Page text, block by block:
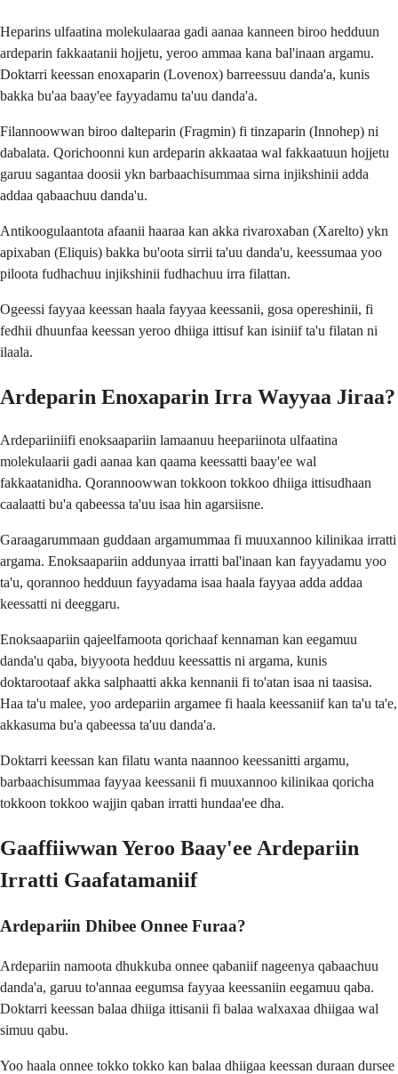
Heparins ulfaatina molekulaaraa gadi aanaa kanneen biroo hedduun
ardeparin fakkaatanii hojjetu, yeroo ammaa kana bal'inaan argamu.
Doktarri keessan enoxaparin (Lovenox) barreessuu danda'a, kunis
bakka bu'aa baay'ee fayyadamu ta'uu danda'a.
Filannoowwan biroo dalteparin (Fragmin) fi tinzaparin (Innohep) ni
dabalata. Qorichoonni kun ardeparin akkaataa wal fakkaatuun hojjetu
garuu sagantaa doosii ykn barbaachisummaa sirna injikshinii adda
addaa qabaachuu danda'u.
Antikoogulaantota afaanii haaraa kan akka rivaroxaban (Xarelto) ykn
apixaban (Eliquis) bakka bu'oota sirrii ta'uu danda'u, keessumaa yoo
piloota fudhachuu injikshinii fudhachuu irra filattan.
Ogeessi fayyaa keessan haala fayyaa keessanii, gosa opereshinii, fi
fedhii dhuunfaa keessan yeroo dhiiga ittisuf kan isiniif ta'u filatan ni
ilaala.
Ardeparin Enoxaparin Irra Wayyaa Jiraa?
Ardepariiniifi enoksaapariin lamaanuu heepariinota ulfaatina
molekulaarii gadi aanaa kan qaama keessatti baay'ee wal
fakkaatanidha. Qorannoowwan tokkoon tokkoo dhiiga ittisudhaan
caalaatti bu'a qabeessa ta'uu isaa hin agarsiisne.
Garaagarummaan guddaan argamummaa fi muuxannoo kilinikaa irratti
argama. Enoksaapariin addunyaa irratti bal'inaan kan fayyadamu yoo
ta'u, qorannoo hedduun fayyadama isaa haala fayyaa adda addaa
keessatti ni deeggaru.
Enoksaapariin qajeelfamoota qorichaaf kennaman kan eegamuu
danda'u qaba, biyyoota hedduu keessattis ni argama, kunis
doktarootaaf akka salphaatti akka kennanii fi to'atan isaa ni taasisa.
Haa ta'u malee, yoo ardepariin argamee fi haala keessaniif kan ta'u ta'e,
akkasuma bu'a qabeessa ta'uu danda'a.
Doktarri keessan kan filatu wanta naannoo keessanitti argamu,
barbaachisummaa fayyaa keessanii fi muuxannoo kilinikaa qoricha
tokkoon tokkoo wajjin qaban irratti hundaa'ee dha.
Gaaffiiwwan Yeroo Baay'ee Ardepariin
Irratti Gaafatamaniif
Ardepariin Dhibee Onnee Furaa?
Ardepariin namoota dhukkuba onnee qabaniif nageenya qabaachuu
danda'a, garuu to'annaa eegumsa fayyaa keessaniin eegamuu qaba.
Doktarri keessan balaa dhiiga ittisanii fi balaa walxaxaa dhiigaa wal
simuu qabu.
Yoo haala onnee tokko tokko kan balaa dhiigaa keessan duraan dursee